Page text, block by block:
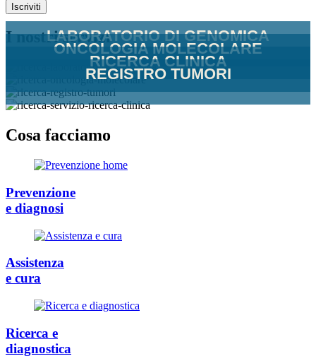
Iscriviti
I nostri servizi
LABORATORIO DI GENOMICA
ONCOLOGIA MOLECOLARE
RICERCA CLINICA
REGISTRO TUMORI
Cosa facciamo
Prevenzione
e diagnosi
Assistenza
e cura
Ricerca e
diagnostica